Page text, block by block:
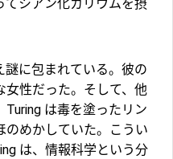
てシアン化カリウムを摂
謎に包まれている。彼の
女性だった。そして、他
は毒を塗ったリン
のめかしていた。こうい
は、情報科学という分